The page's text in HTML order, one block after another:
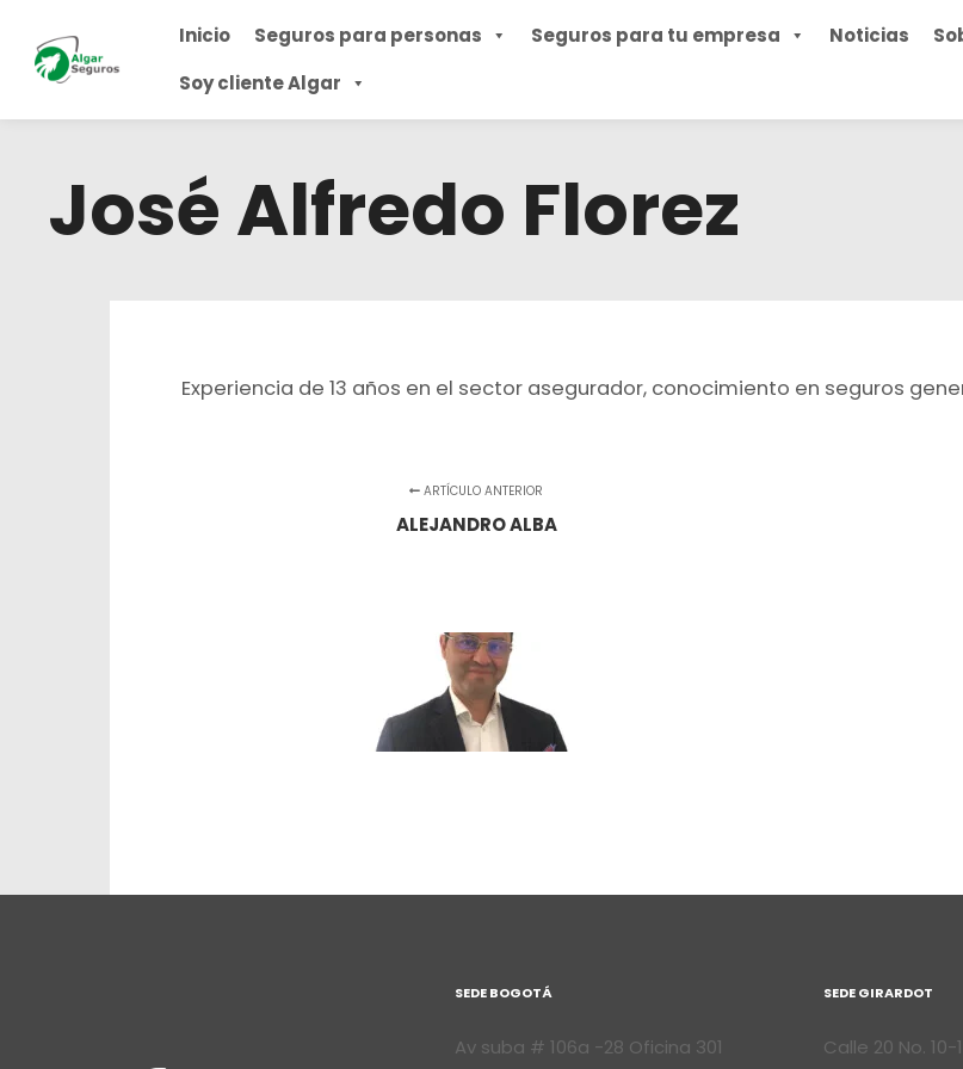
Inicio Seguros para personas Seguros para tu empresa Noticias
Soy cliente Algar
José Alfredo Florez
Experiencia de 13 años en el sector asegurador, conocimiento en seguros
ARTÍCULO ANTERIOR
ALEJANDRO ALBA
SEDE BOGOTÁ
Av suba # 106a -28 Oficina 301
SEDE GIRARDOT
Calle 20 No. 10-